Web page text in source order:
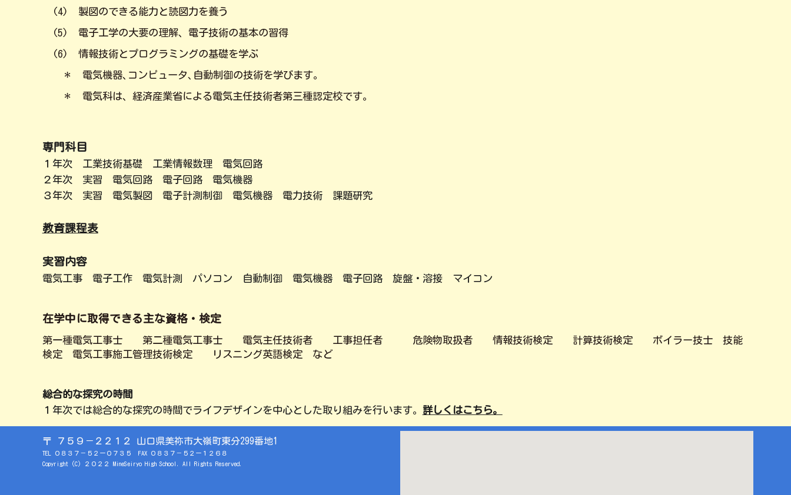
(4) 製図のできる能力と読図力を養う
(5) 電子工学の大要の理解、電子技術の基本の習得
(6) 情報技術とプログラミングの基礎を学ぶ
＊ 電気機器､コンピュータ､自動制御の技術を学びます。
＊ 電気科は、経済産業省による電気主任技術者第三種認定校です。
専門科目
１年次 工業技術基礎 工業情報数理 電気回路
２年次 実習 電気回路 電子回路 電気機器
３年次 実習 電気製図 電子計測制御 電気機器 電力技術 課題研究
教育課程表
実習内容
電気工事 電子工作 電気計測 パソコン 自動制御 電気機器 電子回路 旋盤・溶接 マイコン
在学中に取得できる主な資格・検定
第一種電気工事士 第二種電気工事士 電気主任技術者 工事担任者 危険物取扱者 情報技術検定 計算技術検定 ボイラー技士 技能
検定 電気工事施工管理技術検定 リスニング英語検定 など
総合的な探究の時間
１年次では総合的な探究の時間でライフデザインを中心とした取り組みを行います。 詳しくはこちら。
〒 ７５９－２２１２ 山口県美祢市大嶺町東分299番地1
TEL ０８３７－ ５２ー０７３５ FAX ０８３７－５２ー １２６８
Copyright (C) ２０２２ MineSeiryoHigh School. All Rights Reserved.